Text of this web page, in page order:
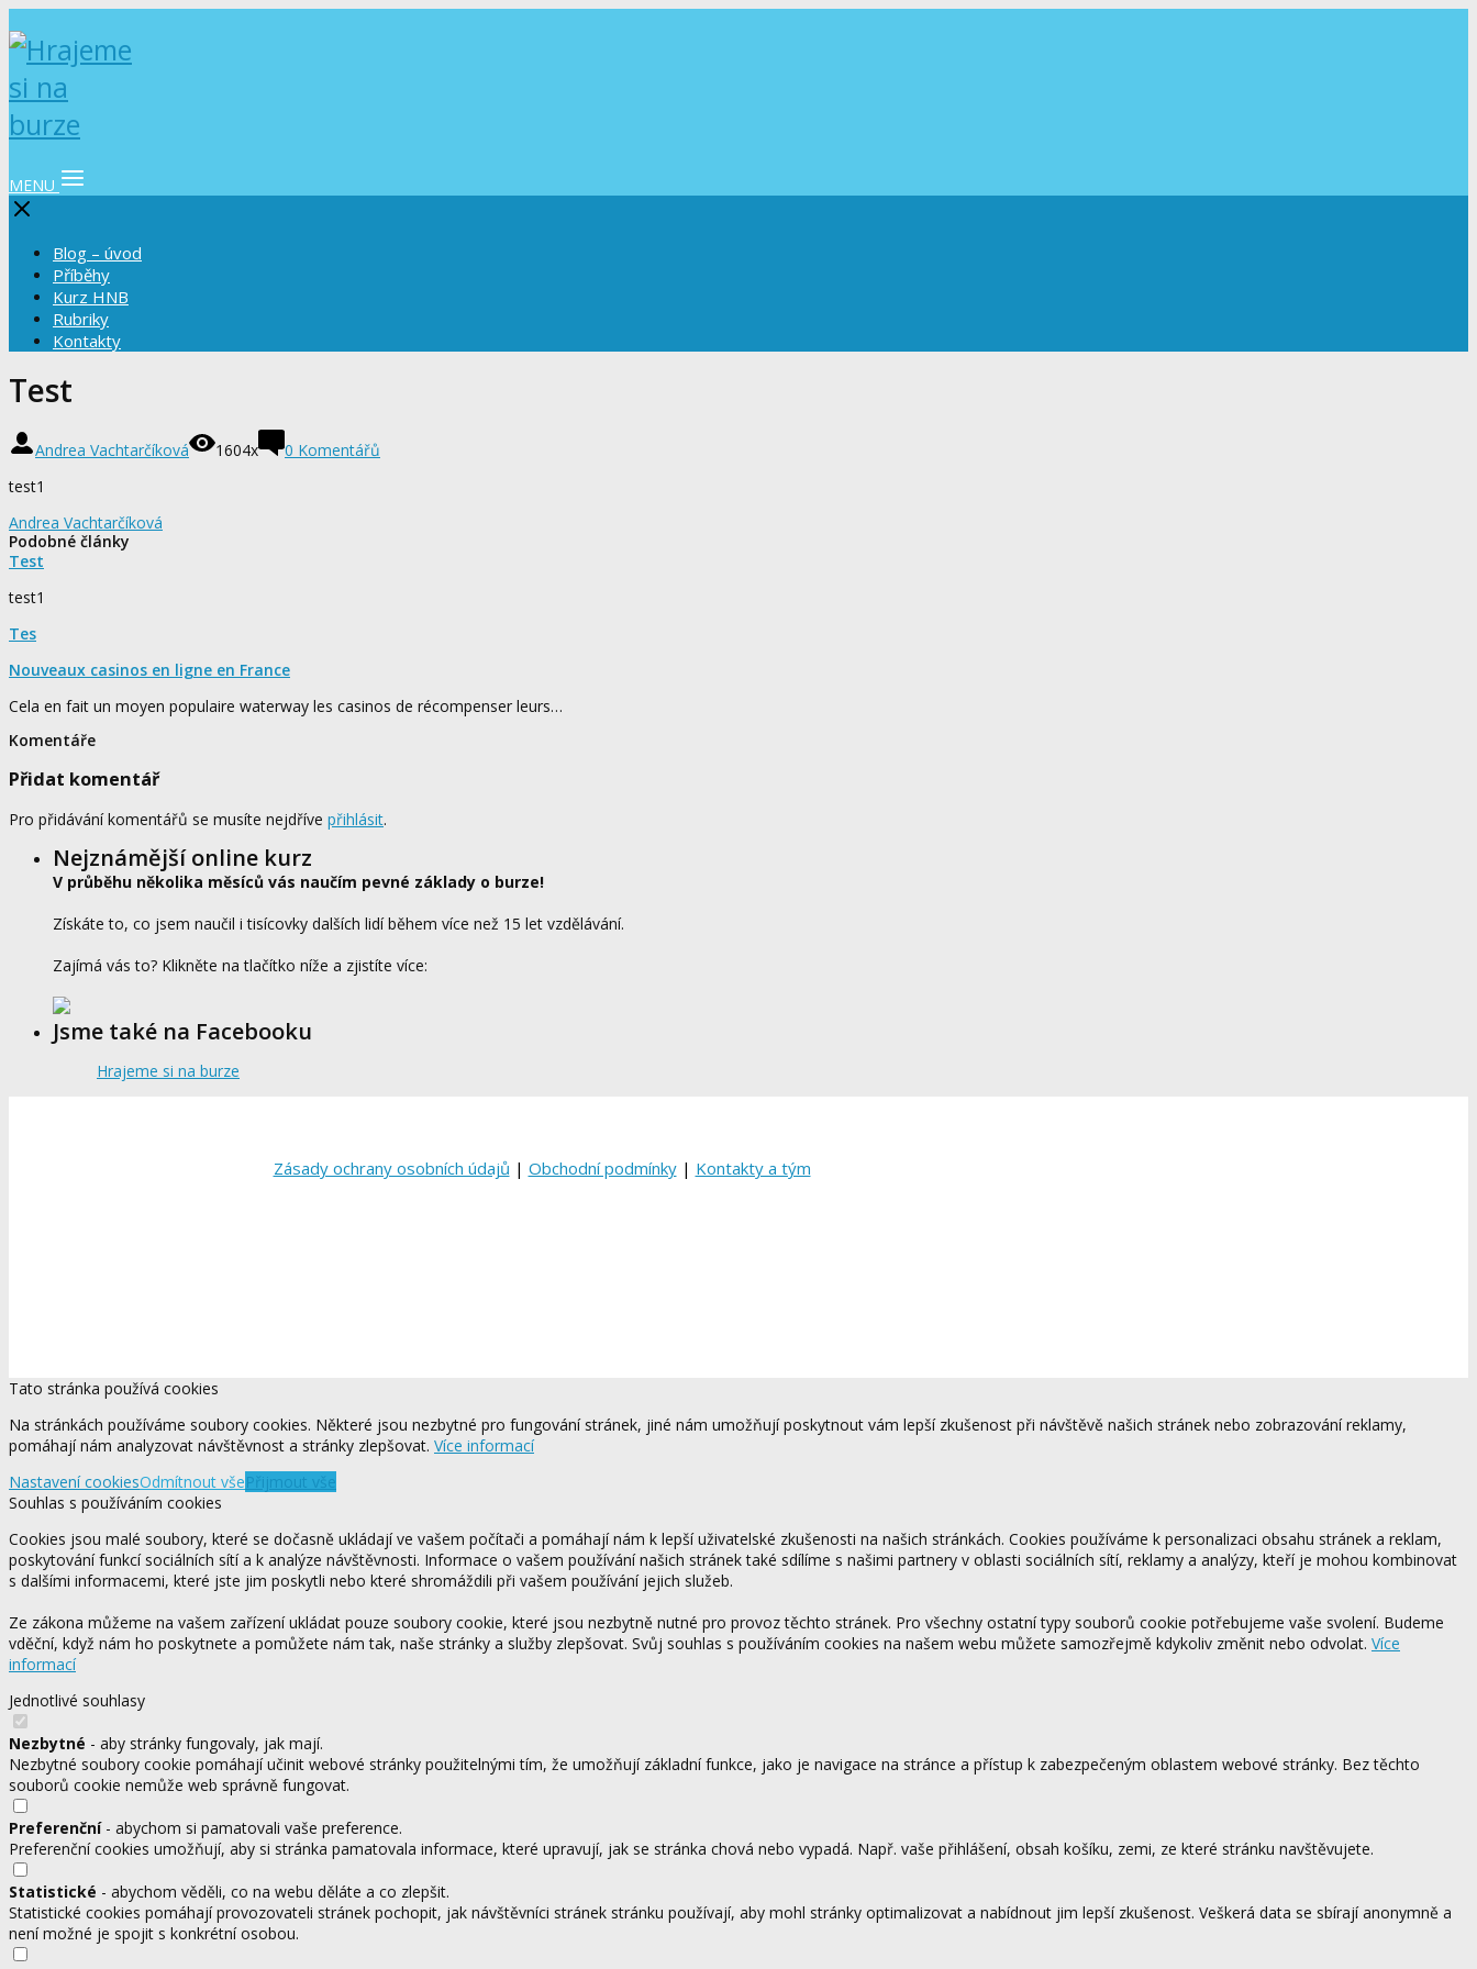
MENU
Blog – úvod
Příběhy
Kurz HNB
Rubriky
Kontakty
Test
Andrea Vachtarčíková 1604x
0 Komentářů
test1
Andrea Vachtarčíková
Podobné články
Test
test1
Tes
Nouveaux casinos en ligne en France
Cela en fait un moyen populaire waterway les casinos de récompenser leurs…
Komentáře
Přidat komentář
Pro přidávání komentářů se musíte nejdříve přihlásit.
Nejznámější online kurz
V průběhu několika měsíců vás naučím pevné základy o burze!
Získáte to, co jsem naučil i tisícovky dalších lidí během více než 15 let vzdělávání.
Zajímá vás to? Klikněte na tlačítko níže a zjistíte více:
Jsme také na Facebooku
Hrajeme si na burze
Zásady ochrany osobních údajů | Obchodní podmínky| Kontakty a tým
Tato stránka používá cookies
Na stránkách používáme soubory cookies. Některé jsou nezbytné pro fungování stránek, jiné nám umožňují poskytnout vám lepší zkušenost při návštěvě našich stránek nebo zobrazování reklamy,
pomáhají nám analyzovat návštěvnost a stránky zlepšovat. Více informací
Nastavení cookiesOdmítnout všePřijmout vše
Souhlas s používáním cookies
Cookies jsou malé soubory, které se dočasně ukládají ve vašem počítači a pomáhají nám k lepší uživatelské zkušenosti na našich stránkách. Cookies používáme k personalizaci obsahu stránek a reklam,
poskytování funkcí sociálních sítí a k analýze návštěvnosti. Informace o vašem používání našich stránek také sdílíme s našimi partnery v oblasti sociálních sítí, reklamy a analýzy, kteří je mohou kombinovat
s dalšími informacemi, které jste jim poskytli nebo které shromáždili při vašem používání jejich služeb.
Ze zákona můžeme na vašem zařízení ukládat pouze soubory cookie, které jsou nezbytně nutné pro provoz těchto stránek. Pro všechny ostatní typy souborů cookie potřebujeme vaše svolení. Budeme
vděční, když nám ho poskytnete a pomůžete nám tak, naše stránky a služby zlepšovat. Svůj souhlas s používáním cookies na našem webu můžete samozřejmě kdykoliv změnit nebo odvolat. Více
informací
Jednotlivé souhlasy
Nezbytné - aby stránky fungovaly, jak mají.
Nezbytné soubory cookie pomáhají učinit webové stránky použitelnými tím, že umožňují základní funkce, jako je navigace na stránce a přístup k zabezpečeným oblastem webové stránky. Bez těchto
souborů cookie nemůže web správně fungovat.
Preferenční- abychom si pamatovali vaše preference.
Preferenční cookies umožňují, aby si stránka pamatovala informace, které upravují, jak se stránka chová nebo vypadá. Např. vaše přihlášení, obsah košíku, zemi, ze které stránku navštěvujete.
Statistické - abychom věděli, co na webu děláte a co zlepšit.
Statistické cookies pomáhají provozovateli stránek pochopit, jak návštěvníci stránek stránku používají, aby mohl stránky optimalizovat a nabídnout jim lepší zkušenost. Veškerá data se sbírají anonymně a
není možné je spojit s konkrétní osobou.